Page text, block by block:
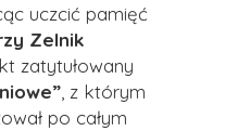
uczcić pamięć
Zelnik
zatytułowany
, z którym
po całym